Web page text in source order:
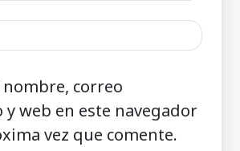
correo
y web en este navegador
vez que comente.